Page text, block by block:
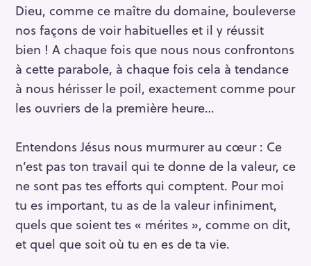
Dieu, comme ce maître du domaine, bouleverse
nos façons de voir habituelles et il y réussit
bien ! A chaque fois que nous nous confrontons
à cette parabole, à chaque fois cela à tendance
à nous hérisser le poil, exactement comme pour
les ouvriers de la première heure…
Entendons Jésus nous murmurer au cœur : Ce
n’est pas ton travail qui te donne de la valeur, ce
ne sont pas tes efforts qui comptent. Pour moi
tu es important, tu as de la valeur infiniment,
quels que soient tes « mérites », comme on dit,
et quel que soit où tu en es de ta vie.